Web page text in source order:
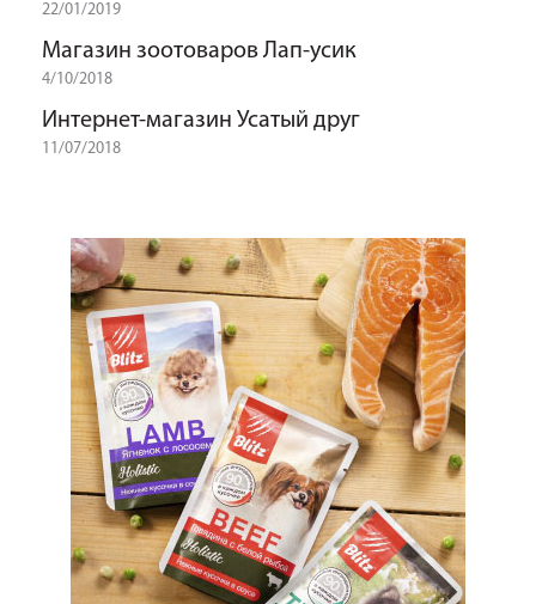
22/01/2019
Магазин зоотоваров Лап-усик
4/10/2018
Интернет-магазин Усатый друг
11/07/2018